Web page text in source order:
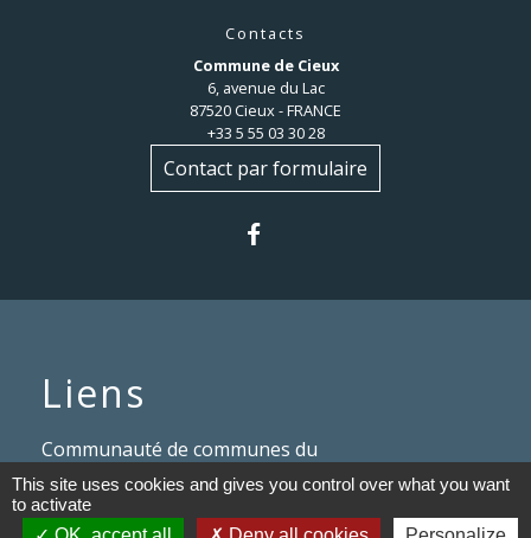
Contacts
Commune de Cieux
6, avenue du Lac
87520 Cieux - FRANCE
+33 5 55 03 30 28
Contact par formulaire
Liens
Communauté de communes du
Haut Limousin
Le tourisme en Haut Limousin
This site uses cookies and gives you control over what you want
to activate